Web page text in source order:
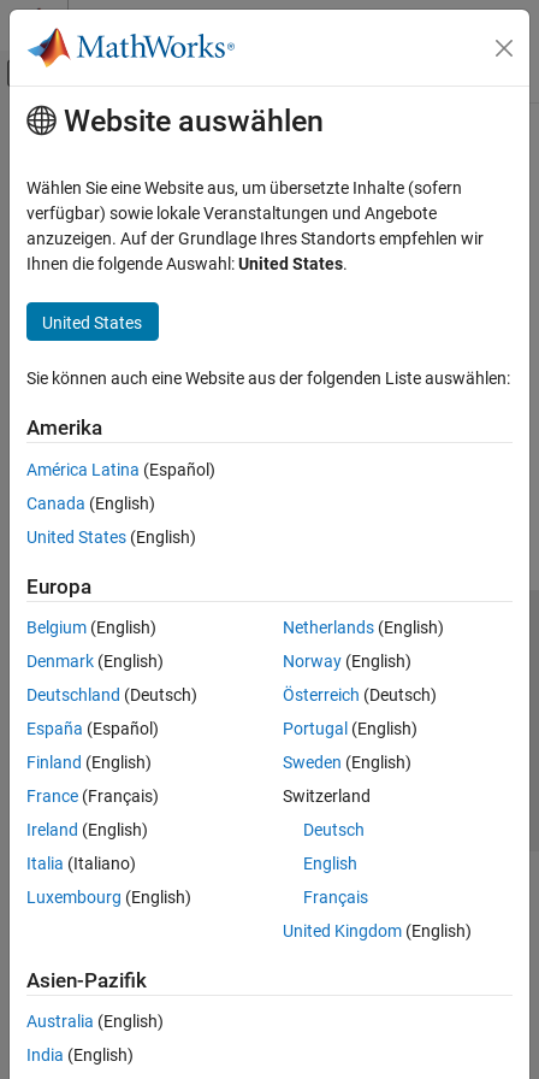
Weiter zum Inhalt
Umschaltung für Off-Canvas-
Startseite der Dokumentation
Hauptinhalt
How useful was this information?
Website auswählen
Wählen Sie eine Website aus, um übersetzte Inhalte (sofern
verfügbar) sowie lokale Veranstaltungen und Angebote
anzuzeigen. Auf der Grundlage Ihres Standorts empfehlen wir
Ihnen die folgende Auswahl:United States.
United States
Sie können auch eine Website aus der folgenden Liste auswählen:
Amerika
América Latina (Español)
Canada (English)
United States (English)
Europa
Belgium (English)
Denmark (English)
Deutschland (Deutsch)
España (Español)
Finland (English)
France (Français)
Ireland (English)
Italia (Italiano)
Luxembourg (English)
Netherlands(English)
Norway(English)
Österreich (Deutsch)
Portugal (English)
Sweden (English)
Switzerland
Deutsch
English
Français
United Kingdom(English)
Asien-Pazifik
Australia (English)
India (English)
Trust Center
Datenschutz-Richtlinien
Datendiebstahl verhindern
Status von Anwendungen
© 1994-2026 The MathWorks, Inc.
Website auswählen
Deutschland